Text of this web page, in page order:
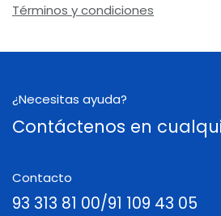
Términos y condiciones
¿Necesitas ayuda?
Contáctenos en
Contacto
93 313 81 00/91 109 43 05